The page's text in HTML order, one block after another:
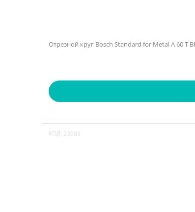
Отрезной круг Bosch Standard for Metal A 60 T
КОД: 23509